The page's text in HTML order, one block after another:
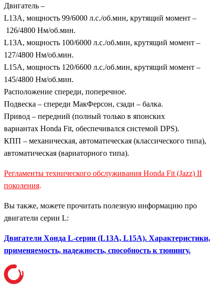
Двигатель –
L13A, мощность 99/6000 л.с./об.мин, крутящий момент –
126/4800 Нм/об.мин.
L13A, мощность 100/6000 л.с./об.мин, крутящий момент –
127/4800 Нм/об.мин.
L15A, мощность 1 20/6600 л.с./об.мин, крутящий момент –
145/4800 Нм/об.мин.
Расположение спереди, поперечное.
Подвеска – спереди МакФерсон, сзади – балка.
Привод – передний (полный только в японских
вариантах Honda Fit, обеспечивался системой DPS).
КПП – механическая, автоматическая (классического типа),
автоматическая (вариаторного типа).
Регламенты технического обслуживания Honda Fit (Jazz) II
поколения.
Вы также, можете прочитать полезную информацию про
двигатели серии L:
Двигатели Хонда L-серии (L13A, L15A). Характеристики,
применяемость, надежность, способность к тюнингу.